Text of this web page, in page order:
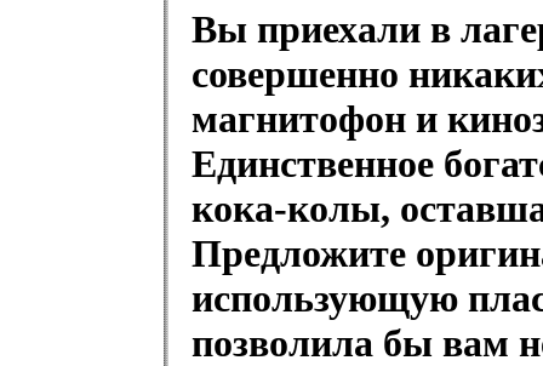
Вы приехали в
совершенно
магнитофон и
Единственное
кока-колы,
Предложите
использующую
позволила бы вам